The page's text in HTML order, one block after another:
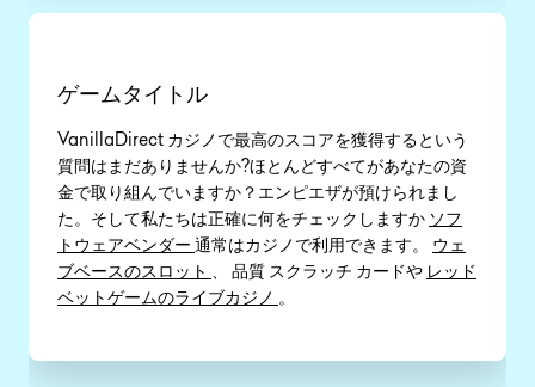
ゲームタイトル
VanillaDirect カジノで最高のスコアを獲得するという
質問はまだありませんか?ほとんどすべてがあなたの資
金で取り組んでいますか？エンピエザが預けられまし
た。そして私たちは正確に何をチェックしますか ソフ
トウェアベンダー 通常はカジノで利用できます。 ウェ
ブベースのスロット 、 品質 スクラッチ カードや レッド
ベットゲームのライブカジノ 。